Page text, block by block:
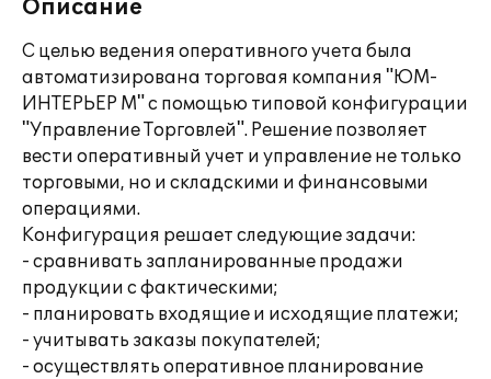
Описание
С целью ведения оперативного учета была
автоматизирована торговая компания "ЮМ-
ИНТЕРЬЕР М" с помощью типовой конфигурации
"Управление Торговлей". Решение позволяет
вести оперативный учет и управление не только
торговыми, но и складскими и финансовыми
операциями.
Конфигурация решает следующие задачи:
- сравнивать запланированные продажи
продукции с фактическими;
- планировать входящие и исходящие платежи;
- учитывать заказы покупателей;
- осуществлять оперативное планирование